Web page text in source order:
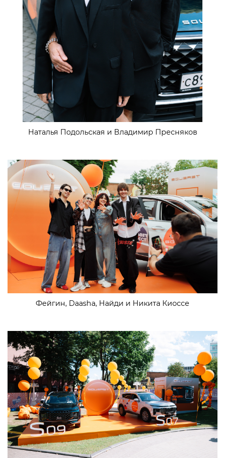
Наталья Подольская и Владимир Пресняков
Фейгин, Daasha, Найди и Никита Киоссе